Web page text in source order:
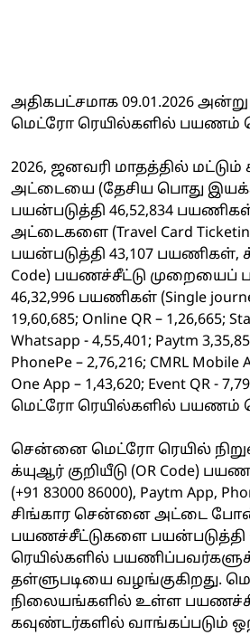
அதிகபட்சமாக 09.01.2026
மெட்ரோ ரெயில்களில் பயணம்
2026, ஜனவரி மாதத்தில்
அட்டையை (தேசிய பொது
பயன்படுத்தி 46,52,834
அட்டைகளை (Travel Card
பயன்படுத்தி 43,107 பயணிகள்,
Code) பயணச்சீட்டு முறையைப்
46,32,996 பயணிகள் (Single
19,60,685; Online QR – 1,26,665;
Whatsapp - 4,55,401; Paytm
PhonePe – 2,76,216; CMRL Mobile
One App – 1,43,620; Event QR -
மெட்ரோ ரெயில்களில் பயணம்
சென்னை மெட்ரோ ரெயில்
க்யுஆர் குறியீடு (OR Code)
(+91 83000 86000), Paytm App,
சிங்கார சென்னை அட்டை
பயணச்சீட்டுகளை
ரெயில்களில்
தள்ளுபடியை வழங்குகிறது.
நிலையங்களில் உள்ள
கவுண்டர்களில் வாங்கப்படும்